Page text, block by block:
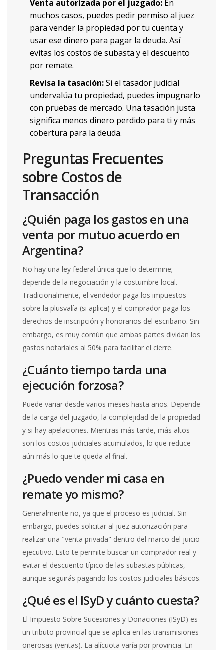
Venta autorizada por el juzgado: En
muchos casos, puedes pedir permiso al juez
para vender la propiedad por tu cuenta y
usar ese dinero para pagar la deuda. Así
evitas los costos de subasta y el descuento
por remate.
Revisa la tasación:Si el tasador judicial
undervalúa tu propiedad, puedes impugnarlo
con pruebas de mercado. Una tasación justa
significa menos dinero perdido para ti y más
cobertura para la deuda.
Preguntas Frecuentes
sobre Costos de
Transacción
¿Quién paga los gastos en una
venta por mutuo acuerdo en
Argentina?
No hay una ley federal única que lo determine;
depende de la negociación y la costumbre local.
Tradicionalmente, el vendedor paga los impuestos
sobre la plusvalía (si aplica) y el comprador paga los
derechos de inscripción y honorarios del escribano. Sin
embargo, es muy común que ambas partes dividan los
gastos notariales al 50% para facilitar el cierre.
¿Cuánto tiempo tarda una
ejecución forzosa?
Puede variar desde varios meses hasta años. Depende
de la carga del juzgado, la complejidad de la propiedad
y si hay apelaciones. Mientras más tarde, más altos
son los costos judiciales acumulados, lo que reduce
aún más lo que te queda al final.
¿Puedo vender mi casa en
remate yo mismo?
Generalmente no, ya que el proceso es judicial. Sin
embargo, puedes solicitar al juez autorización para
realizar una "venta privada" dentro del marco del juicio
ejecutivo. Esto te permite buscar un comprador real y
evitar el descuento típico de las subastas públicas,
aunque seguirás pagando los costos judiciales básicos.
¿Qué es el ISyD y cuánto cuesta?
El Impuesto Sobre Sucesiones y Donaciones (ISyD) es
un tributo provincial que se aplica en las transmisiones
onerosas (ventas). La alícuota varía por provincia. En